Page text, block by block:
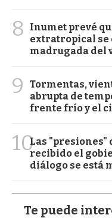
8
Inumet prevé
extratropical se
madrugada del
9
Tormentas,
abrupta de
frente frío y el
10Las "presiones"
recibido el
diálogo se está
Te puede